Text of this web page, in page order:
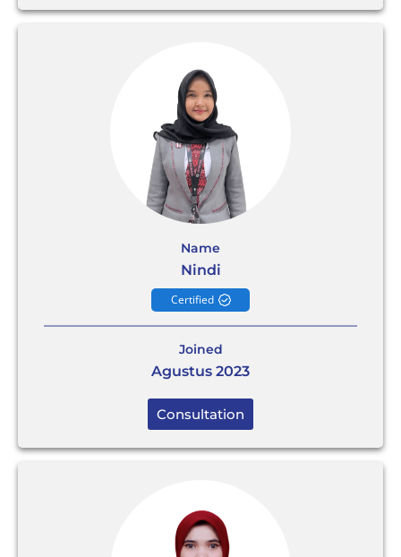
Name
Nindi
Certified
Joined
Agustus 2023
Consultation